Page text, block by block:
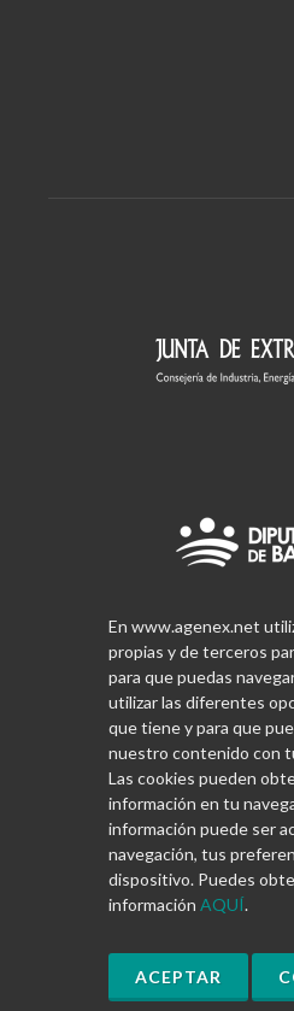
Copyrights © 2026 |
En www.agenex.net
propias y de terceros
para que puedas
utilizar las diferentes
que tiene y para que
nuestro contenido con
Las cookies pueden
información en tu
información puede ser
navegación, tus
dispositivo. Puedes
información AQUÍ.
ACEPTAR